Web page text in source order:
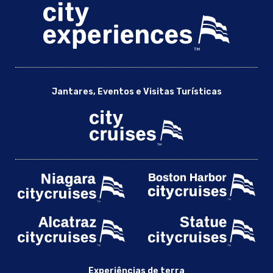
Boston Memorial Day Sunset Jantar de Cruzeiro |
Experiências da Cidade
Boston Mix e Mingle Holiday Dinner Cruise | Experiências da
Cruises™
Cruzeiro com jantar de véspera de Ano Novo em Boston |
Almoço de Férias Odyssey em Boston | Experiências da
cidade
Boston redimir
Eventos escolares em Boston
Jantares, Eventos e Visitas Turísticas
Experiências de terra